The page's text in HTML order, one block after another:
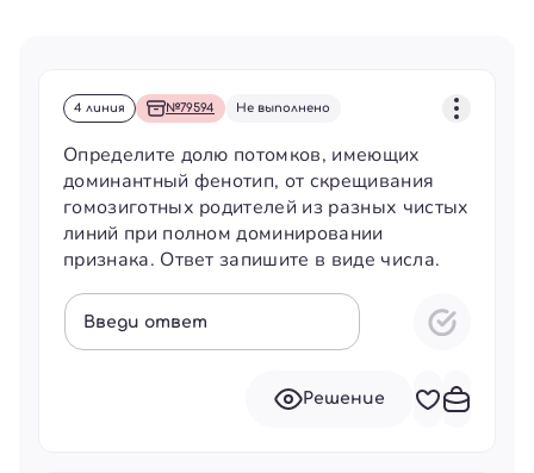
4 линия №79594 Не выполнено
Определите долю потомков, имеющих
доминантный фенотип, от скрещивания
гомозиготных родителей из разных чистых
линий при полном доминировании
признака. Ответ запишите в виде числа.
Введи ответ
Решение